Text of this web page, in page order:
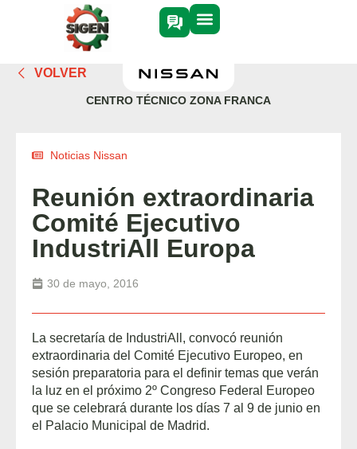
VOLVER
CENTRO TÉCNICO ZONA FRANCA
Noticias Nissan
Reunión extraordinaria
Comité Ejecutivo
IndustriAll Europa
30 de mayo, 2016
La secretaría de IndustriAll, convocó reunión
extraordinaria del Comité Ejecutivo Europeo, en
sesión preparatoria para el definir temas que verán
la luz en el próximo 2º Congreso Federal Europeo
que se celebrará durante los días 7 al 9 de junio en
el Palacio Municipal de Madrid.